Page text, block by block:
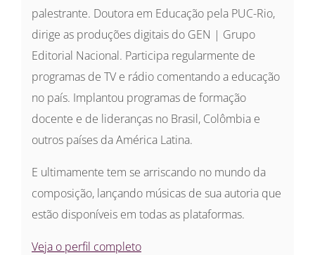
palestrante. Doutora em Educação pela PUC-Rio,
dirige as produções digitais do GEN | Grupo
Editorial Nacional. Participa regularmente de
programas de TV e rádio comentando a educação
no país. Implantou programas de formação
docente e de lideranças no Brasil, Colômbia e
outros países da América Latina.
E ultimamente tem se arriscando no mundo da
composição, lançando músicas de sua autoria que
estão disponíveis em todas as plataformas.
Veja o perfil completo